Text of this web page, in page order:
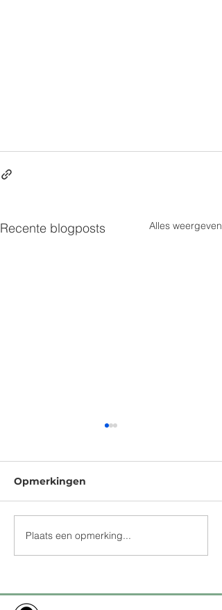
Recente blogposts Alles weergeven
Het Time to say
Goodbye Journal
Opmerkingen
Plaats een opmerking...